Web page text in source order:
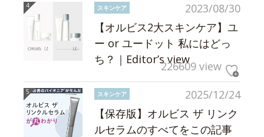
2023/08/30
スキンケア
【オルビス2大スキンケア】ユ
ー or ユードット 私にはどっ
ち？｜Editor’s view226609 view
2025/12/24
スキンケア
【保存版】オルビス ザ リンク
ルセラムのすべてをこの記事